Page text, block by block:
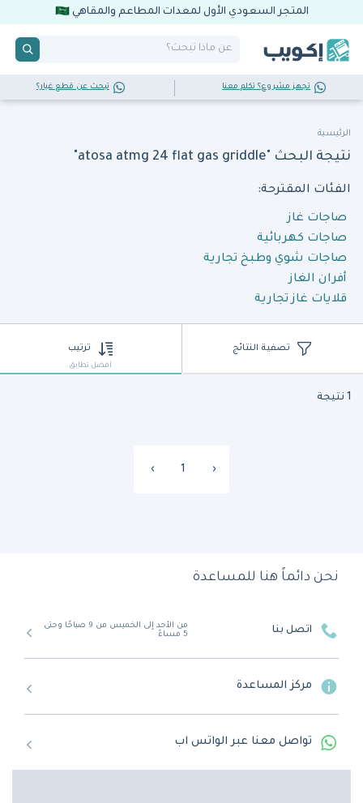
المتجر السعودي الأول لمعدات المطاعم والمقاهي
تجهز مشروع؟ تكلم معنا تبحث عن قطع غيار؟
الرئيسية
نتيجة البحث "atosa atmg 24 flat gas griddle"
الفئات المقترحة:
صاجات غاز
صاجات كهربائية
صاجات شوي وطبخ تجارية
أفران الغاز
قلايات غاز تجارية
تصفية النتائج ترتيب
أفضل تطابق
1 نتيجة
‹
1
›
نحن دائماً هنا للمساعدة
اتصل بنا
من الأحد إلى الخميس من 9 صباحًا وحتى
5 مساءً
مركز المساعدة
تواصل معنا عبر الواتس اب